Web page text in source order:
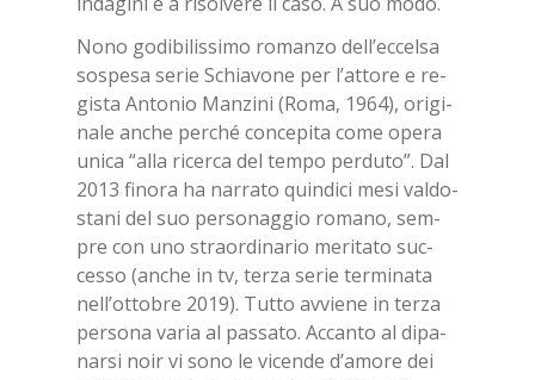
Nono go­di­bi­lis­si­mo ro­man­zo del­l’ec­cel­sa
so­spe­sa se­rie Schia­vo­ne per l’at­to­re e re­
gi­sta An­to­nio Man­zi­ni (Roma, 1964), ori­gi­
na­le an­che per­ché con­ce­pi­ta come ope­ra
uni­ca “alla ri­cer­ca del tem­po per­du­to”. Dal
2013 fi­no­ra ha nar­ra­to quin­di­ci mesi val­do­
sta­ni del suo per­so­nag­gio ro­ma­no, sem­
pre con uno straor­di­na­rio me­ri­ta­to suc­
ces­so (an­che in tv, ter­za se­rie ter­mi­na­ta
nel­l’ot­to­bre 2019). Tut­to av­vie­ne in ter­za
per­so­na va­ria al pas­sa­to. Ac­can­to al di­pa­
nar­si noir vi sono le vi­cen­de d’a­mo­re dei